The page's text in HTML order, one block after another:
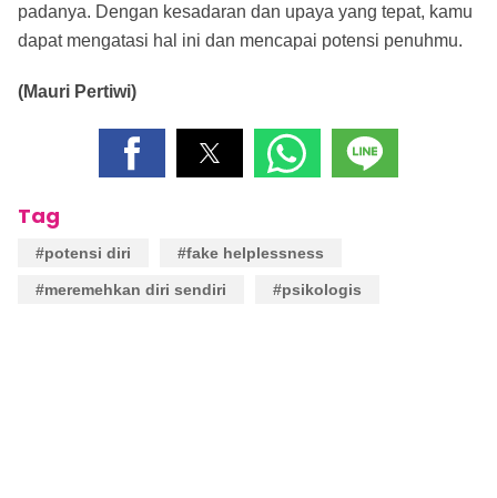
padanya. Dengan kesadaran dan upaya yang tepat, kamu
dapat mengatasi hal ini dan mencapai potensi penuhmu.
(Mauri Pertiwi)
Tag
#potensi diri #fake helplessness
#meremehkan diri sendiri #psikologis